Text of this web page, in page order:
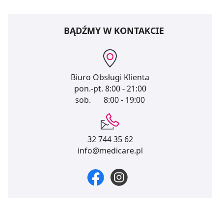
BĄDŹMY W KONTAKCIE
Biuro Obsługi Klienta
pon.-pt. 8:00 - 21:00
sob.
8:00 - 19:00
32 744 35 62
info@medicare.pl